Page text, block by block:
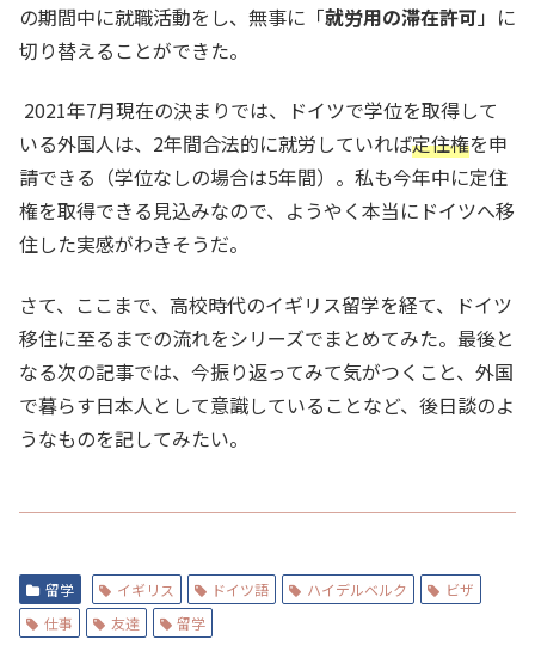
の期間中に就職活動をし、無事に「就労用の滞在許可 」に
切り替えることができた。
2021年7月現在の決まりでは、ドイツで学位を取得して
いる外国人は、2年間合法的に就労していれば定住権を申
請できる（学位なしの場合は5年間）。私も今年中に定住
権を取得できる見込みなので、ようやく本当にドイツへ移
住した実感がわきそうだ。
さて、ここまで、高校時代のイギリス留学を経て、ドイツ
移住に至るまでの流れをシリーズでまとめてみた。最後と
なる次の記事では、今振り返ってみて気がつくこと、外国
で暮らす日本人として意識していることなど、後日談のよ
うなものを記してみたい。
留学 イギリス ドイツ語 ハイデルベルク
ビザ
仕事
友達 留学